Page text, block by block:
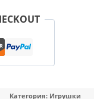
Категория: Игрушки